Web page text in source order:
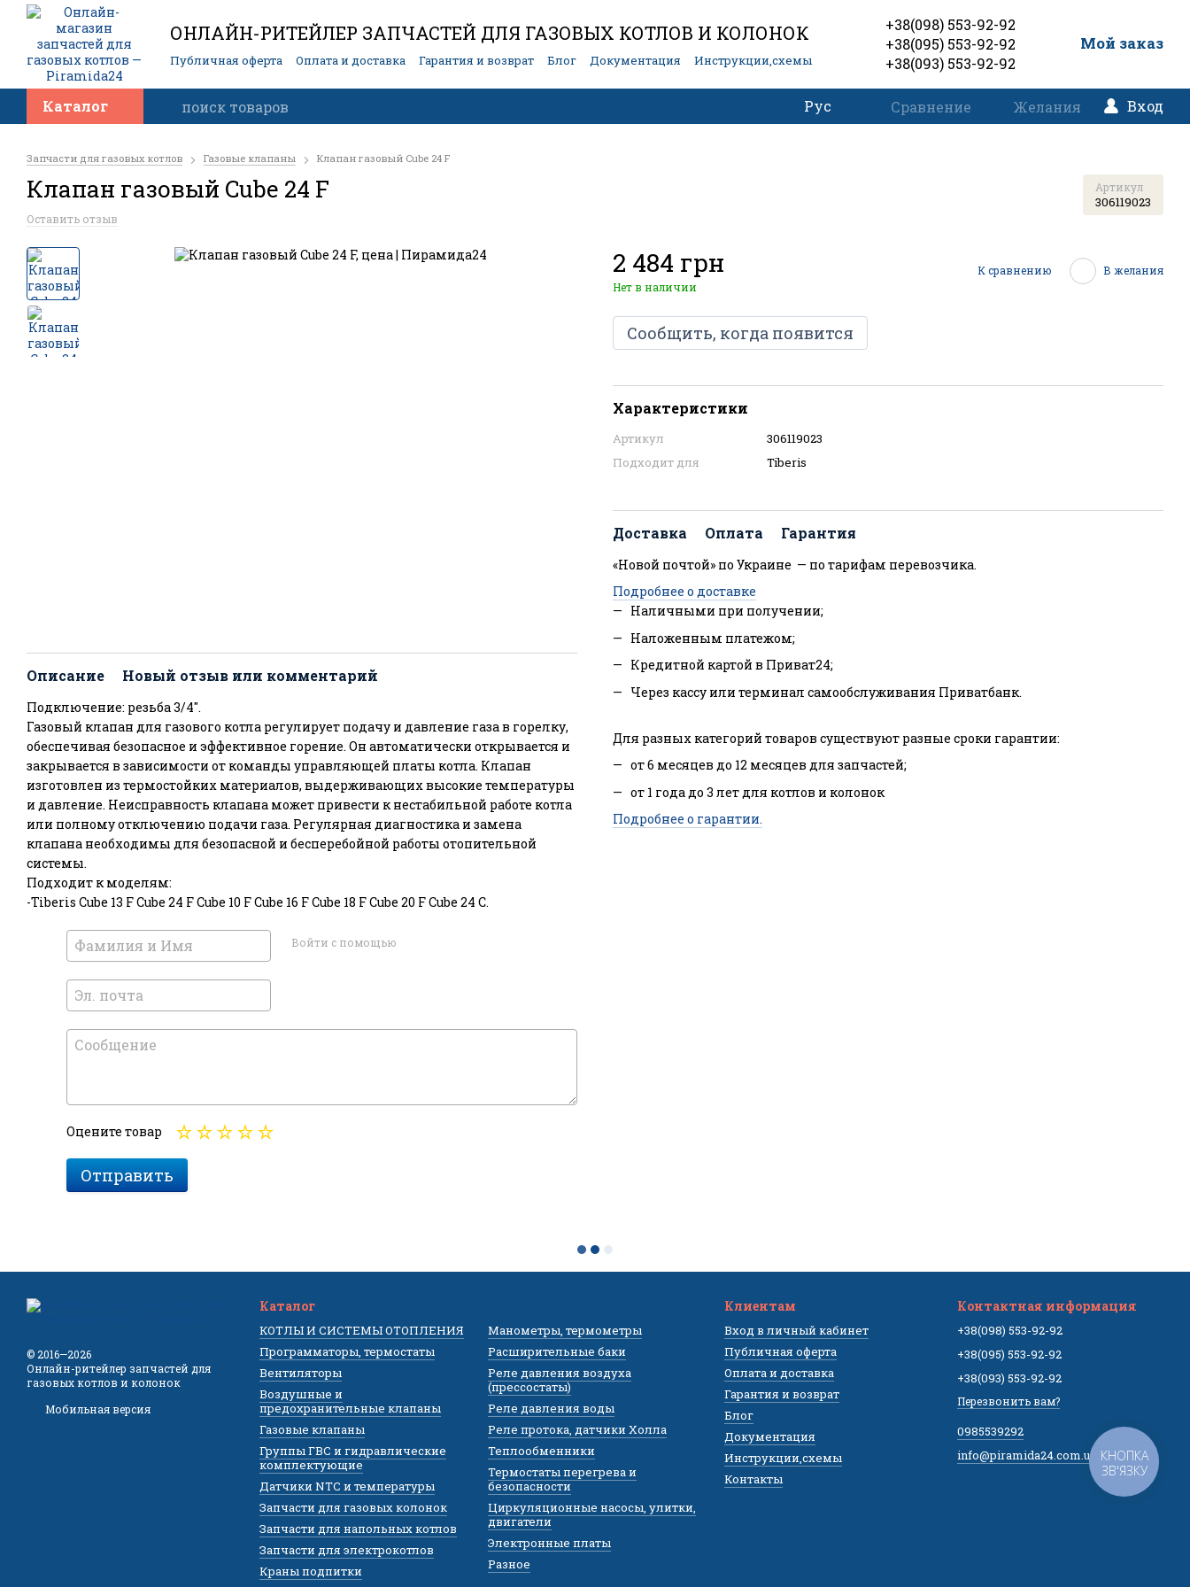
ОНЛАЙН-РИТЕЙЛЕР ЗАПЧАСТЕЙ ДЛЯ ГАЗОВЫХ КОТЛОВ И КОЛОНОК
Публичная оферта Оплата и доставка Гарантия и возврат Блог Документация
Инструкции,схемы
+38(098) 553-92-92
+38(095) 553-92-92
+38(093) 553-92-92
Мой заказ
Каталог Рус Сравнение Желания Вход
Запчасти для газовых котлов Газовые клапаны Клапан газовый Cube 24 F
Клапан газовый Cube 24 F Артикул
306119023
Оставить отзыв
Описание Новый отзыв или комментарий
Подключение: резьба 3/4''.
Газовый клапан для газового котла регулирует подачу и давление газа в горелку,
обеспечивая безопасное и эффективное горение. Он автоматически открывается и
закрывается в зависимости от команды управляющей платы котла. Клапан
изготовлен из термостойких материалов, выдерживающих высокие температуры
и давление. Неисправность клапана может привести к нестабильной работе котла
или полному отключению подачи газа. Регулярная диагностика и замена
клапана необходимы для безопасной и бесперебойной работы отопительной
системы.
Подходит к моделям:
-Tiberis Cube 13 F Cube 24 F Cube 10 F Cube 16 F Cube 18 F Cube 20 F Cube 24 C.
Войти с помощью
Оцените товар
Отправить
2 484 грн
Нет в наличии
К сравнению В желания
Сообщить, когда появится
Характеристики
Артикул
306119023
Подходит для
Tiberis
Доставка Оплата Гарантия
«Новой почтой» по Украине — по тарифам перевозчика.
Подробнее о доставке
Наличными при получении;
Наложенным платежом;
Кредитной картой в Приват24;
Через кассу или терминал самообслуживания Приватбанк.
Для разных категорий товаров существуют разные сроки гарантии:
от 6 месяцев до 12 месяцев для запчастей;
от 1 года до 3 лет для котлов и колонок
Подробнее о гарантии.
© 2016—2026
Онлайн-ритейлер запчастей для
газовых котлов и колонок
Мобильная версия
Каталог
КОТЛЫ И СИСТЕМЫ ОТОПЛЕНИЯ
Программаторы, термостаты
Вентиляторы
Воздушные и
предохранительные клапаны
Газовые клапаны
Группы ГВС и гидравлические
комплектующие
Датчики NTC и температуры
Запчасти для газовых колонок
Запчасти для напольных котлов
Запчасти для электрокотлов
Краны подпитки
Манометры, термометры
Расширительные баки
Реле давления воздуха
(прессостаты)
Реле давления воды
Реле протока, датчики Холла
Теплообменники
Термостаты перегрева и
безопасности
Циркуляционные насосы, улитки,
двигатели
Электронные платы
Разное
Клиентам
Вход в личный кабинет
Публичная оферта
Оплата и доставка
Гарантия и возврат
Блог
Документация
Инструкции,схемы
Контакты
Контактная информация
+38(098) 553-92-92
+38(095) 553-92-92
+38(093) 553-92-92
Перезвонить вам?
0985539292
info@piramida24.com.ua
КНОПКА
ЗВ'ЯЗКУ